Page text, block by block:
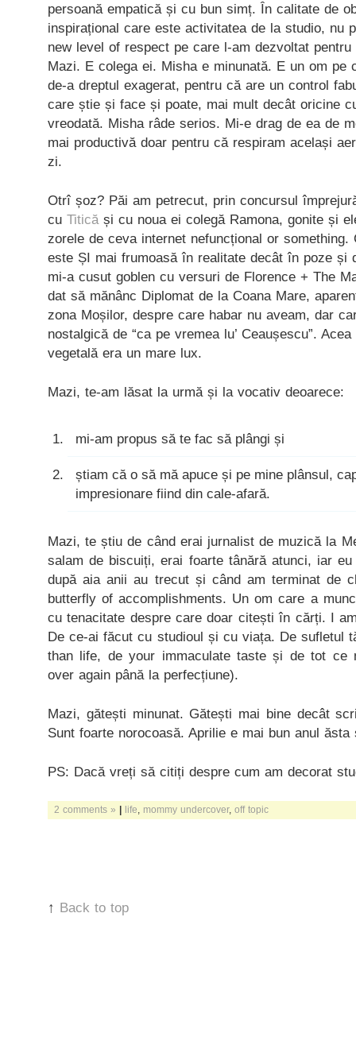
persoană empatică și cu bun simț. În calitate de
inspirațional care este activitatea de la studio, nu
new level of respect pe care l-am dezvoltat
Mazi. E colega ei. Misha e minunată. E un om pe
de-a dreptul exagerat, pentru că are un control
care știe și face și poate, mai mult decât oricine
vreodată. Misha râde serios. Mi-e drag de ea de
mai productivă doar pentru că respiram același
zi.
Otrî șoz? Păi am petrecut, prin concursul
cu Titică și cu noua ei colegă Ramona, gonite și
zorele de ceva internet nefuncțional or
este ȘI mai frumoasă în realitate decât în poze și
mi-a cusut goblen cu versuri de Florence + The
dat să mănânc Diplomat de la Coana Mare,
zona Moșilor, despre care habar nu aveam, dar
nostalgică de “ca pe vremea lu’ Ceaușescu”.
vegetală era un mare lux.
Mazi, te-am lăsat la urmă și la vocativ deoarece:
mi-am propus să te fac să plângi și
știam că o să mă apuce și pe mine plânsul,
impresionare fiind din cale-afară.
Mazi, te știu de când erai jurnalist de muzică la
salam de biscuiți, erai foarte tânără atunci, iar
după aia anii au trecut și când am terminat de
butterfly of accomplishments. Un om care a
cu tenacitate despre care doar citești în cărți. I
De ce-ai făcut cu studioul și cu viața. De sufletul
than life, de your immaculate taste și de tot ce
over again până la perfecțiune).
Mazi, gătești minunat. Gătești mai bine decât
Sunt foarte norocoasă. Aprilie e mai bun anul
PS: Dacă vreți să citiți despre cum am decorat
2 comments » | life mommy undercover, off topic
↑ Back to top